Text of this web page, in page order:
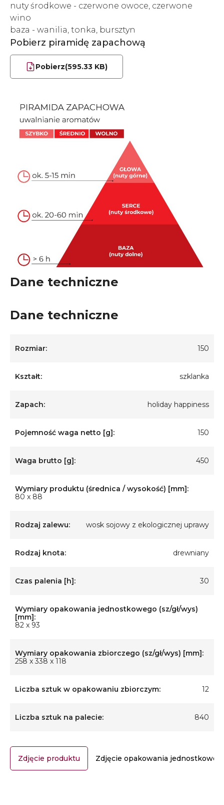
nuty środkowe - czerwone owoce, czerwone
wino
baza - wanilia, tonka, bursztyn
Pobierz piramidę zapachową
Pobierz(595.33 KB)
Dane techniczne
Dane techniczne
Rozmiar: 150
Kształt: szklanka
Zapach: holiday happiness
Pojemność waga netto [g]: 150
Waga brutto [g]: 450
Wymiary produktu (średnica / wysokość) [mm]:
80 x 88
Rodzaj zalewu: wosk sojowy z ekologicznej uprawy
Rodzaj knota: drewniany
Czas palenia [h]: 30
Wymiary opakowania jednostkowego (sz/gł/wys)
[mm]:
82 x 93
Wymiary opakowania zbiorczego (sz/gł/wys) [mm]:
258 x 338 x 118
Liczba sztuk w opakowaniu zbiorczym: 12
Liczba sztuk na palecie: 840
Zdjęcie produktu Zdjęcie opakowania